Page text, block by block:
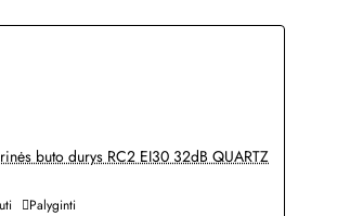
buto durys RC2 EI30 32dB QUARTZ
Palyginti